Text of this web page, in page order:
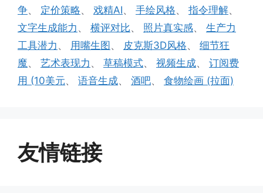
争、 定价策略、 戏精AI、 手绘风格、 指令理解、
文字生成能力 、 横评对比、 照片真实感、 生产力
工具潜力 、 用嘴生图、 皮克斯3D风格、 细节狂
魔、 艺术表现力 、 草稿模式、 视频生成、 订阅费
用 (10美元、 语音生成、 酒吧、 食物绘画 (拉面)
友情链接